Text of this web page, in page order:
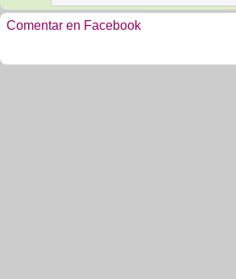
Comentar en Facebook